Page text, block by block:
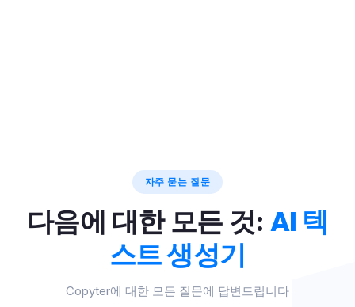
자주 묻는 질문
다음에 대한 모든 것: AI 텍
스트 생성기
Copyter에 대한 모든 질문에 답변드립니다